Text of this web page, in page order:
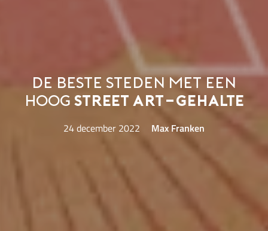
De beste steden met een
hoog street art-gehalte
24 december 2022 Max Franken